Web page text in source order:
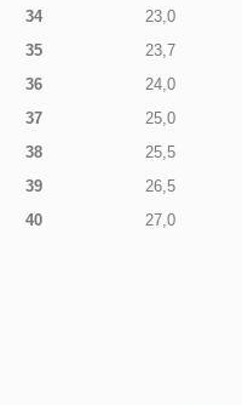
34
23,0
35
23,7
36
24,0
37
25,0
38
25,5
39
26,5
40
27,0